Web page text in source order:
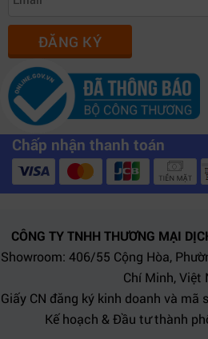
ĐĂNG KÝ
Chấp nhận thanh toán
CÔNG TY TNHH THƯƠNG MẠI
Showroom: 406/55 Cộng Hòa,
Chí Minh, Việt
Giấy CN đăng ký kinh doanh và mã
Kế hoạch & Đầu tư thành